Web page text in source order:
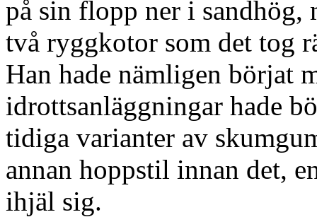
på sin flopp ner i sandhög,
två ryggkotor som det tog
Han hade nämligen börjat
idrottsanläggningar hade
tidiga varianter av
annan hoppstil innan det,
ihjäl sig.